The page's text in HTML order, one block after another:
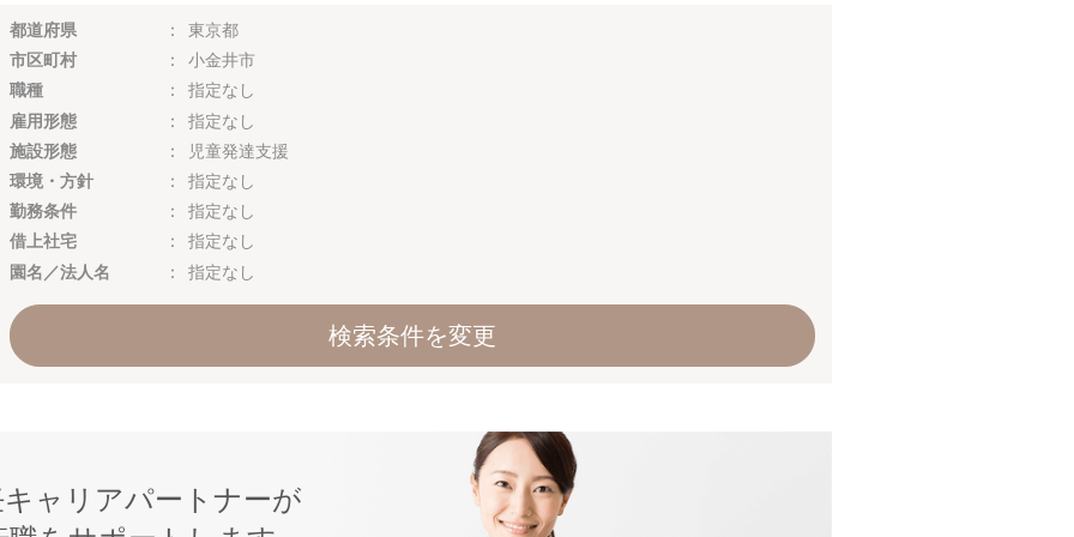
都道府県
東京都
市区町村
小金井市
職種
指定なし
雇用形態
指定なし
施設形態
児童発達支援
環境・方針
指定なし
勤務条件
指定なし
借上社宅
指定なし
園名／法人名
指定なし
検索条件を変更
ャリアパートナーが